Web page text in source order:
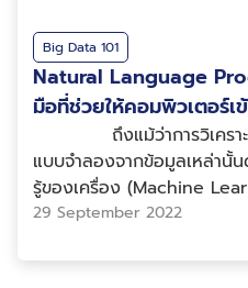
Big Data 101
Natural Language
มือที่ช่วยให้คอมพิวเตอร์เ
ถึงแม้ว่าการวิเคราะห์
แบบจำลองจากข้อมูลเหล่านั้
รู้ของเครื่อง (Machine
มีโครงสร้าง (Structured
(Tabular Data) เป็นส่วนใ
ข้อมูลบนโลกดิจิทัลในปัจจุบัน
29 September 2022